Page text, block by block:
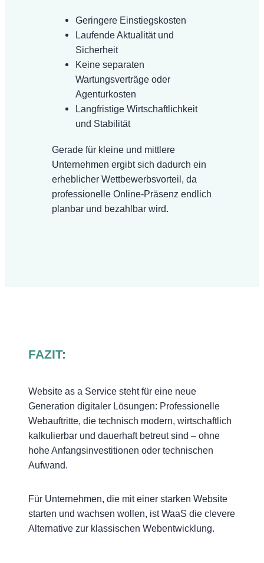
Geringere Einstiegskosten
Laufende Aktualität und
Sicherheit
Keine separaten
Wartungsverträge oder
Agenturkosten
Langfristige Wirtschaftlichkeit
und Stabilität
Gerade für kleine und mittlere
Unternehmen ergibt sich dadurch ein
erheblicher Wettbewerbsvorteil, da
professionelle Online-Präsenz endlich
planbar und bezahlbar wird.
FAZIT:
Website as a Service steht für eine neue
Generation digitaler Lösungen: Professionelle
Webauftritte, die technisch modern, wirtschaftlich
kalkulierbar und dauerhaft betreut sind – ohne
hohe Anfangsinvestitionen oder technischen
Aufwand.
Für Unternehmen, die mit einer starken Website
starten und wachsen wollen, ist WaaS die clevere
Alternative zur klassischen Webentwicklung.